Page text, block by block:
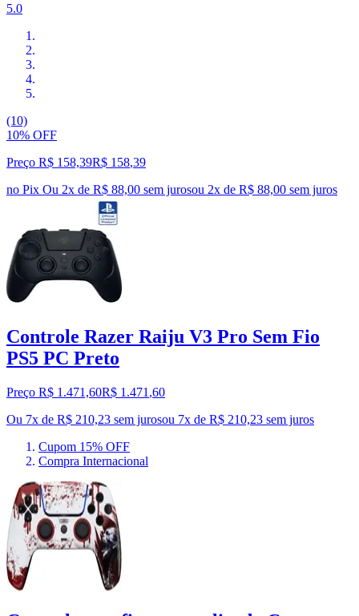
5.0
(10)
10% OFF
Preço R$ 158,39R$ 158,39
no Pix Ou 2x de R$ 88,00 sem jurosou 2x de R$ 88,00 sem juros
Controle Razer Raiju V3 Pro Sem Fio
PS5 PC Preto
Preço R$ 1.471,60R$ 1.471 ,60
Ou 7x de R$ 210,23 sem jurosou 7x de R$ 210,23 sem juros
Cupom 15% OFF
Compra Internacional